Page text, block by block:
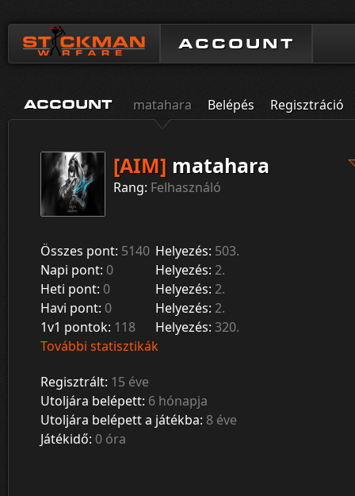
ACCOUNT
ACCOUNT matahara Belépés Regisztráció
[AIM] matahara
Rang: Felhasználó
Összes pont: 5140 Helyezés: 503.
Napi pont: 0 Helyezés: 2.
Heti pont: 0 Helyezés: 2.
Havi pont: 0 Helyezés: 2.
1v1 pontok: 118 Helyezés: 320.
További statisztikák
Regisztrált: 15 éve
Utoljára belépett: 6 hónapja
Utoljára belépett a játékba: 8 éve
Játékidő: 0 óra